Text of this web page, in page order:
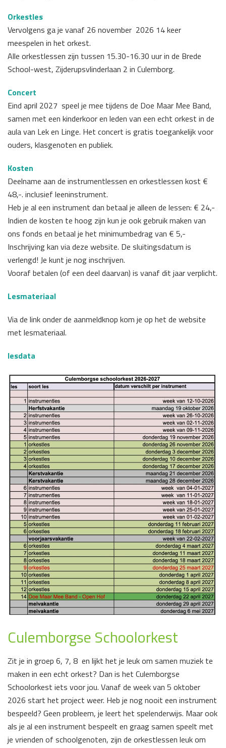
Orkestles
Vervolgens ga je vanaf 26 november 2026 14 keer
meespelen in het orkest.
Alle orkestlessen zijn tussen 15.30-16.30 uur in de Brede
School-west, Zijderupsvlinderlaan 2 in Culemborg.
Concert
Eind april 2027 speel je mee tijdens de Doe Maar Mee Band,
samen met een kinderkoor en leden van een echt orkest in de
aula van Lek en Linge. Het concert is gratis toegankelijk voor
ouders, klasgenoten en publiek.
Kosten
Deelname aan de instrumentlessen en orkestlessen kost €
48,-. inclusief leeninstrument.
Heb je al een instrument dan betaal je alleen de lessen: € 24,-
Indien de kosten te hoog zijn kun je ook gebruik maken van
ons fonds en betaal je het minimumbedrag van € 5,-
Inschrijving kan via deze website. De sluitingsdatum is
verlengd! Je kunt je nog inschrijven.
Vooraf betalen (of een deel daarvan) is vanaf dit jaar verplicht.
Lesmateriaal
Via de link onder de aanmeldknop kom je op het de website
met lesmateriaal.
lesdata
Culemborgse Schoolorkest
Zit je in groep 6, 7, 8 en lijkt het je leuk om samen muziek te
maken in een echt orkest? Dan is het Culemborgse
Schoolorkest iets voor jou. Vanaf de week van 5 oktober
2026 start het project weer. Heb je nog nooit een instrument
bespeeld? Geen probleem, je leert het spelenderwijs. Maar ook
als je al een instrument bespeelt en graag samen speelt met
je vrienden of schoolgenoten, zijn de orkestlessen leuk om